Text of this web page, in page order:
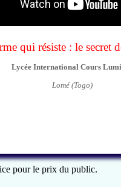
qui résiste : le secret
Lycée International Cours
Lomé (Togo)
pour le prix du public.